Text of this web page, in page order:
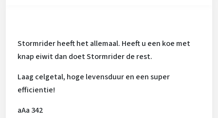
Stormrider heeft het allemaal. Heeft u een koe met
knap eiwit dan doet Stormrider de rest.
Laag celgetal, hoge levensduur en een super
efficientie!
aAa 342